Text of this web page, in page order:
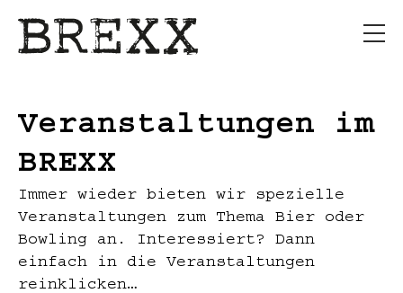
Veranstaltungen im
BREXX
Immer wieder bieten wir spezielle
Veranstaltungen zum Thema Bier oder
Bowling an. Interessiert? Dann
einfach in die Veranstaltungen
reinklicken…